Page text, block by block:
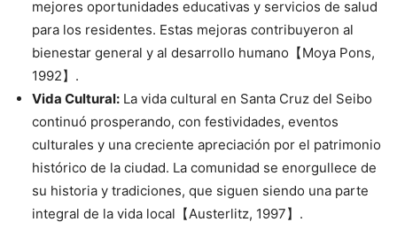
mejores oportunidades educativas y servicios de salud
para los residentes. Estas mejoras contribuyeron al
bienestar general y al desarrollo humano【Moya Pons,
1992】.
Vida Cultural: La vida cultural en Santa Cruz del Seibo
continuó prosperando, con festividades, eventos
culturales y una creciente apreciación por el patrimonio
histórico de la ciudad. La comunidad se enorgullece de
su historia y tradiciones, que siguen siendo una parte
integral de la vida local【Austerlitz, 1997】.